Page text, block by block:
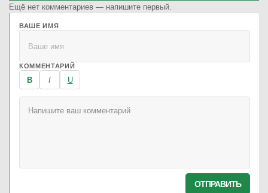
Ещё нет комментариев — напишите первый.
ВАШЕ ИМЯ
КОММЕНТАРИЙ
B I U
ОТПРАВИТЬ